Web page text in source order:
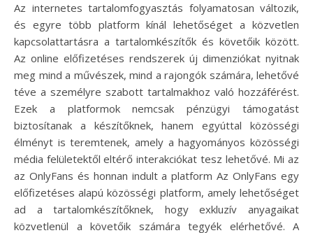
Az internetes tartalomfogyasztás folyamatosan változik,
és egyre több platform kínál lehetőséget a közvetlen
kapcsolattartásra a tartalomkészítők és követőik között.
Az online előfizetéses rendszerek új dimenziókat nyitnak
meg mind a művészek, mind a rajongók számára, lehetővé
téve a személyre szabott tartalmakhoz való hozzáférést.
Ezek a platformok nemcsak pénzügyi támogatást
biztosítanak a készítőknek, hanem egyúttal közösségi
élményt is teremtenek, amely a hagyományos közösségi
média felületektől eltérő interakciókat tesz lehetővé. Mi az
az OnlyFans és honnan indult a platform Az OnlyFans egy
előfizetéses alapú közösségi platform, amely lehetőséget
ad a tartalomkészítőknek, hogy exkluzív anyagaikat
közvetlenül a követőik számára tegyék elérhetővé. A